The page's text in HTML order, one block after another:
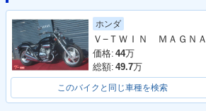
0・マイナーチェン
ジ
ホンダ
Ｖ−ＴＷＩＮ ＭＡＧＮＡ
価格: 44万
総額: 49.7万
このバイクと同じ車種を検索